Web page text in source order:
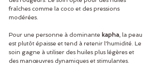
fraîches comme la coco et des pressions
modérées.
Pour une personne à dominante kapha, la peau
est plutôt épaisse et tend à retenir l'humidité. Le
soin gagne à utiliser des huiles plus légères et
des manœuvres dynamiques et stimulantes.